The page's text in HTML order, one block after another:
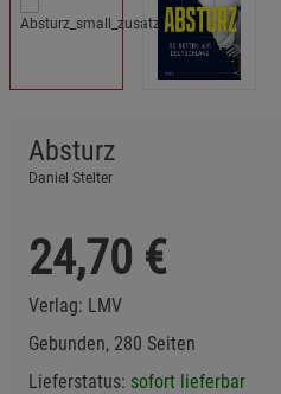
Absturz
Daniel Stelter
24,70 €
Verlag: LMV
Gebunden, 280 Seiten
Lieferstatus: sofort lieferbar